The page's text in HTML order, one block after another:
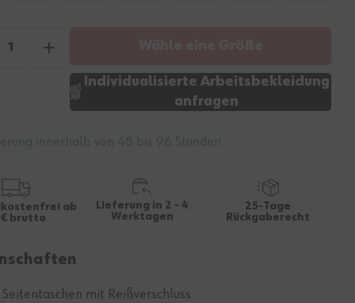
Individualisierte Arbeitsbekleidung
anfragen
innerhalb von 48 bis 96 Stunden
ab
brutto
Lieferung in 2 - 4
Werktagen
25-Tage
Rückgaberecht
Seitentaschen mit Reißverschluss